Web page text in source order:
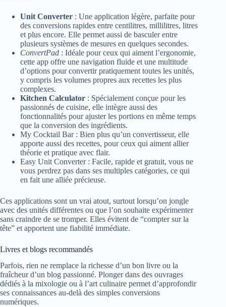
Unit Converter : Une application légère, parfaite pour
des conversions rapides entre centilitres, millilitres, litres
et plus encore. Elle permet aussi de basculer entre
plusieurs systèmes de mesures en quelques secondes.
ConvertPad : Idéale pour ceux qui aiment l’ergonomie,
cette app offre une navigation fluide et une multitude
d’options pour convertir pratiquement toutes les unités,
y compris les volumes propres aux recettes les plus
complexes.
Kitchen Calculator : Spécialement conçue pour les
passionnés de cuisine, elle intègre aussi des
fonctionnalités pour ajuster les portions en même temps
que la conversion des ingrédients.
My Cocktail Bar : Bien plus qu’un convertisseur, elle
apporte aussi des recettes, pour ceux qui aiment allier
théorie et pratique avec flair.
Easy Unit Converter : Facile, rapide et gratuit, vous ne
vous perdrez pas dans ses multiples catégories, ce qui
en fait une alliée précieuse.
Ces applications sont un vrai atout, surtout lorsqu’on jongle
avec des unités différentes ou que l’on souhaite expérimenter
sans craindre de se tromper. Elles évitent de “compter sur la
tête” et apportent une fiabilité immédiate.
Livres et blogs recommandés
Parfois, rien ne remplace la richesse d’un bon livre ou la
fraîcheur d’un blog passionné. Plonger dans des ouvrages
dédiés à la mixologie ou à l’art culinaire permet d’approfondir
ses connaissances au-delà des simples conversions
numériques.